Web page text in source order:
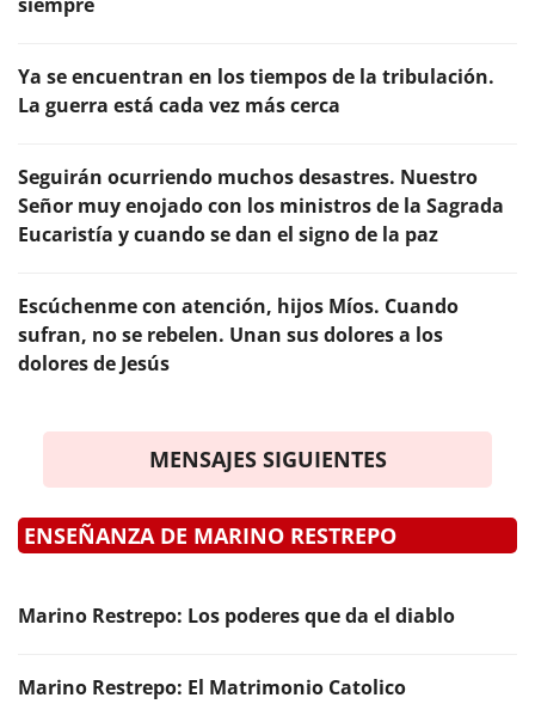
Ya se encuentran en los tiempos de la tribulación.
La guerra está cada vez más cerca
Seguirán ocurriendo muchos desastres. Nuestro
Señor muy enojado con los ministros de la Sagrada
Eucaristía y cuando se dan el signo de la paz
Escúchenme con atención, hijos Míos. Cuando
sufran, no se rebelen. Unan sus dolores a los
dolores de Jesús
MENSAJES SIGUIENTES
ENSEÑANZA DE MARINO RESTREPO
Marino Restrepo: Los poderes que da el diablo
Marino Restrepo: El Matrimonio Catolico